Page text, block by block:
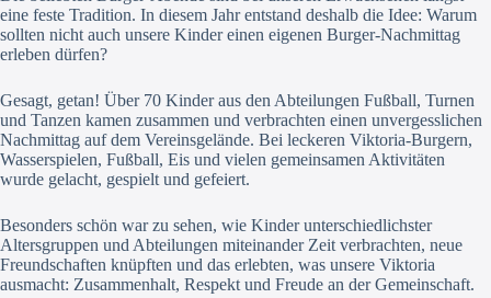
eine feste Tradition. In diesem Jahr entstand deshalb die Idee: Warum
sollten nicht auch unsere Kinder einen eigenen Burger-Nachmittag
erleben dürfen?
Gesagt, getan! Über 70 Kinder aus den Abteilungen Fußball, Turnen
und Tanzen kamen zusammen und verbrachten einen unvergesslichen
Nachmittag auf dem Vereinsgelände. Bei leckeren Viktoria-Burgern,
Wasserspielen, Fußball, Eis und vielen gemeinsamen Aktivitäten
wurde gelacht, gespielt und gefeiert.
Besonders schön war zu sehen, wie Kinder unterschiedlichster
Altersgruppen und Abteilungen miteinander Zeit verbrachten, neue
Freundschaften knüpften und das erlebten, was unsere Viktoria
ausmacht: Zusammenhalt, Respekt und Freude an der Gemeinschaft.